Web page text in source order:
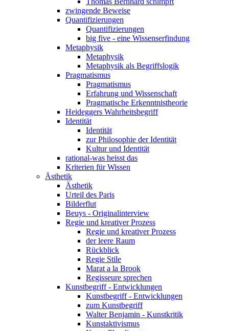
zwingende Beweise
Quantifizierungen
Quantifizierungen
big five - eine Wissenserfindung
Metaphysik
Metaphysik
Metaphysik als Begriffslogik
Pragmatismus
Pragmatismus
Erfahrung und Wissenschaft
Pragmatische Erkenntnistheorie
Heideggers Wahrheitsbegriff
Identität
Identität
zur Philosophie der Identität
Kultur und Identität
rational-was heisst das
Kriterien für Wissen
Ästhetik
Ästhetik
Urteil des Paris
Bilderflut
Beuys - Originalinterview
Regie und kreativer Prozess
Regie und kreativer Prozess
der leere Raum
Rückblick
Regie Stile
Marat a la Brook
Regisseure sprechen
Kunstbegriff - Entwicklungen
Kunstbegriff - Entwicklungen
zum Kunstbegriff
Walter Benjamin - Kunstkritik
Kunstaktivismus